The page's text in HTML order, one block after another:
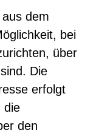
dem
bei
über
Die
erfolgt
die
den